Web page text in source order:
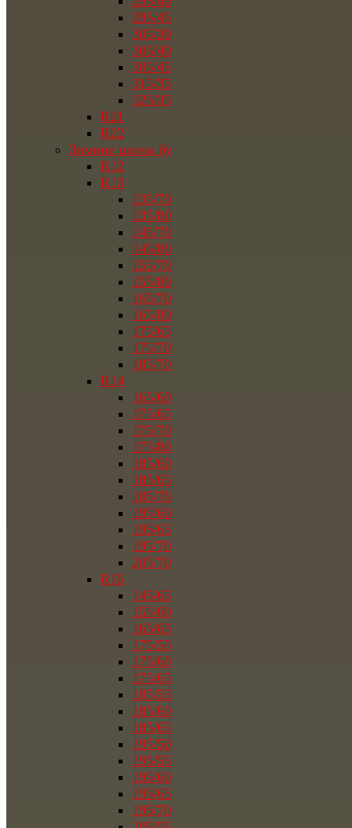
295/45
305/30
305/40
305/45
315/35
325/35
R21
R22
Зимние шины бу
R12
R13
135/70
135/80
145/70
145/80
155/70
155/80
165/70
165/80
175/65
175/70
185/70
R14
165/60
175/65
175/70
175/80
185/60
185/65
185/70
195/60
195/65
195/70
205/70
R15
145/65
155/60
165/65
175/55
175/60
175/65
185/55
185/60
185/65
195/50
195/55
195/60
195/65
195/70